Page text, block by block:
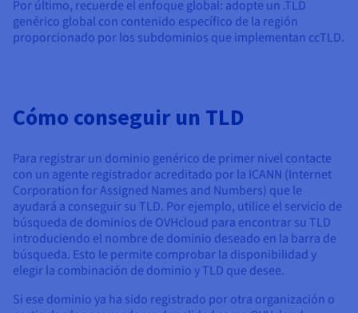
Por último, recuerde el enfoque global: adopte un .TLD
genérico global con contenido específico de la región
proporcionado por los subdominios que implementan ccTLD.
Cómo conseguir un TLD
Para registrar un dominio genérico de primer nivel contacte
con un agente registrador acreditado por la ICANN (Internet
Corporation for Assigned Names and Numbers) que le
ayudará a conseguir su TLD. Por ejemplo, utilice el servicio de
búsqueda de dominios de OVHcloud para encontrar su TLD
introduciendo el nombre de dominio deseado en la barra de
búsqueda. Esto le permite comprobar la disponibilidad y
elegir la combinación de dominio y TLD que desee.
Si ese dominio ya ha sido registrado por otra organización o